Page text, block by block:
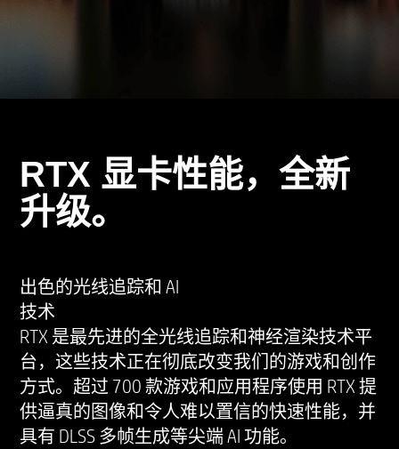
RTX 显卡性能，全新
升级。
出色的光线追踪和 AI
技术
RTX 是最先进的全光线追踪和神经渲染技术平
台，这些技术正在彻底改变我们的游戏和创作
方式。超过 700 款游戏和应用程序使用 RTX 提
供逼真的图像和令人难以置信的快速性能，并
具有 DLSS 多帧生成等尖端 AI 功能。